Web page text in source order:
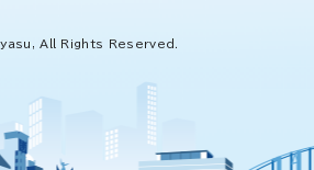
All Rights Reserved.